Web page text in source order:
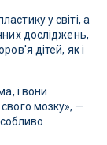
у світі, а
досліджень,
дітей, як і
і вони
мозку», —